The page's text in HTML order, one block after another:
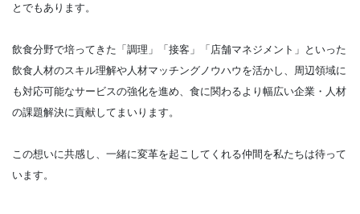
とでもあります。
飲食分野で培ってきた「調理」「接客」「店舗マネジメント」といった
飲食人材のスキル理解や人材マッチングノウハウを活かし、周辺領域に
も対応可能なサービスの強化を進め、食に関わるより幅広い企業・人材
の課題解決に貢献してまいります。
この想いに共感し、一緒に変革を起こしてくれる仲間を私たちは待って
います。